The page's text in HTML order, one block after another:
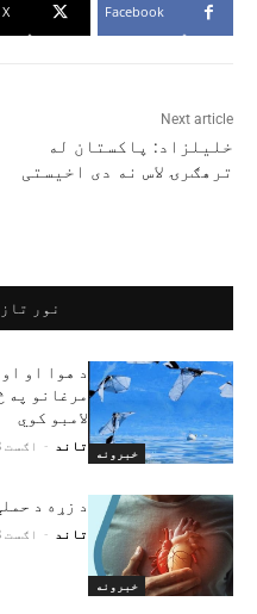
Facebook
X
Next article
خلیلزاد: پاکستان له
ترهګرۍ لاس نه دی اخیستی
نور
خبرونه
د هوا او
مرغانو په
لامبو کوي
تاند - اګست 8, 2026
خبرونه
د زړه د
تاند - اګست 8, 2026